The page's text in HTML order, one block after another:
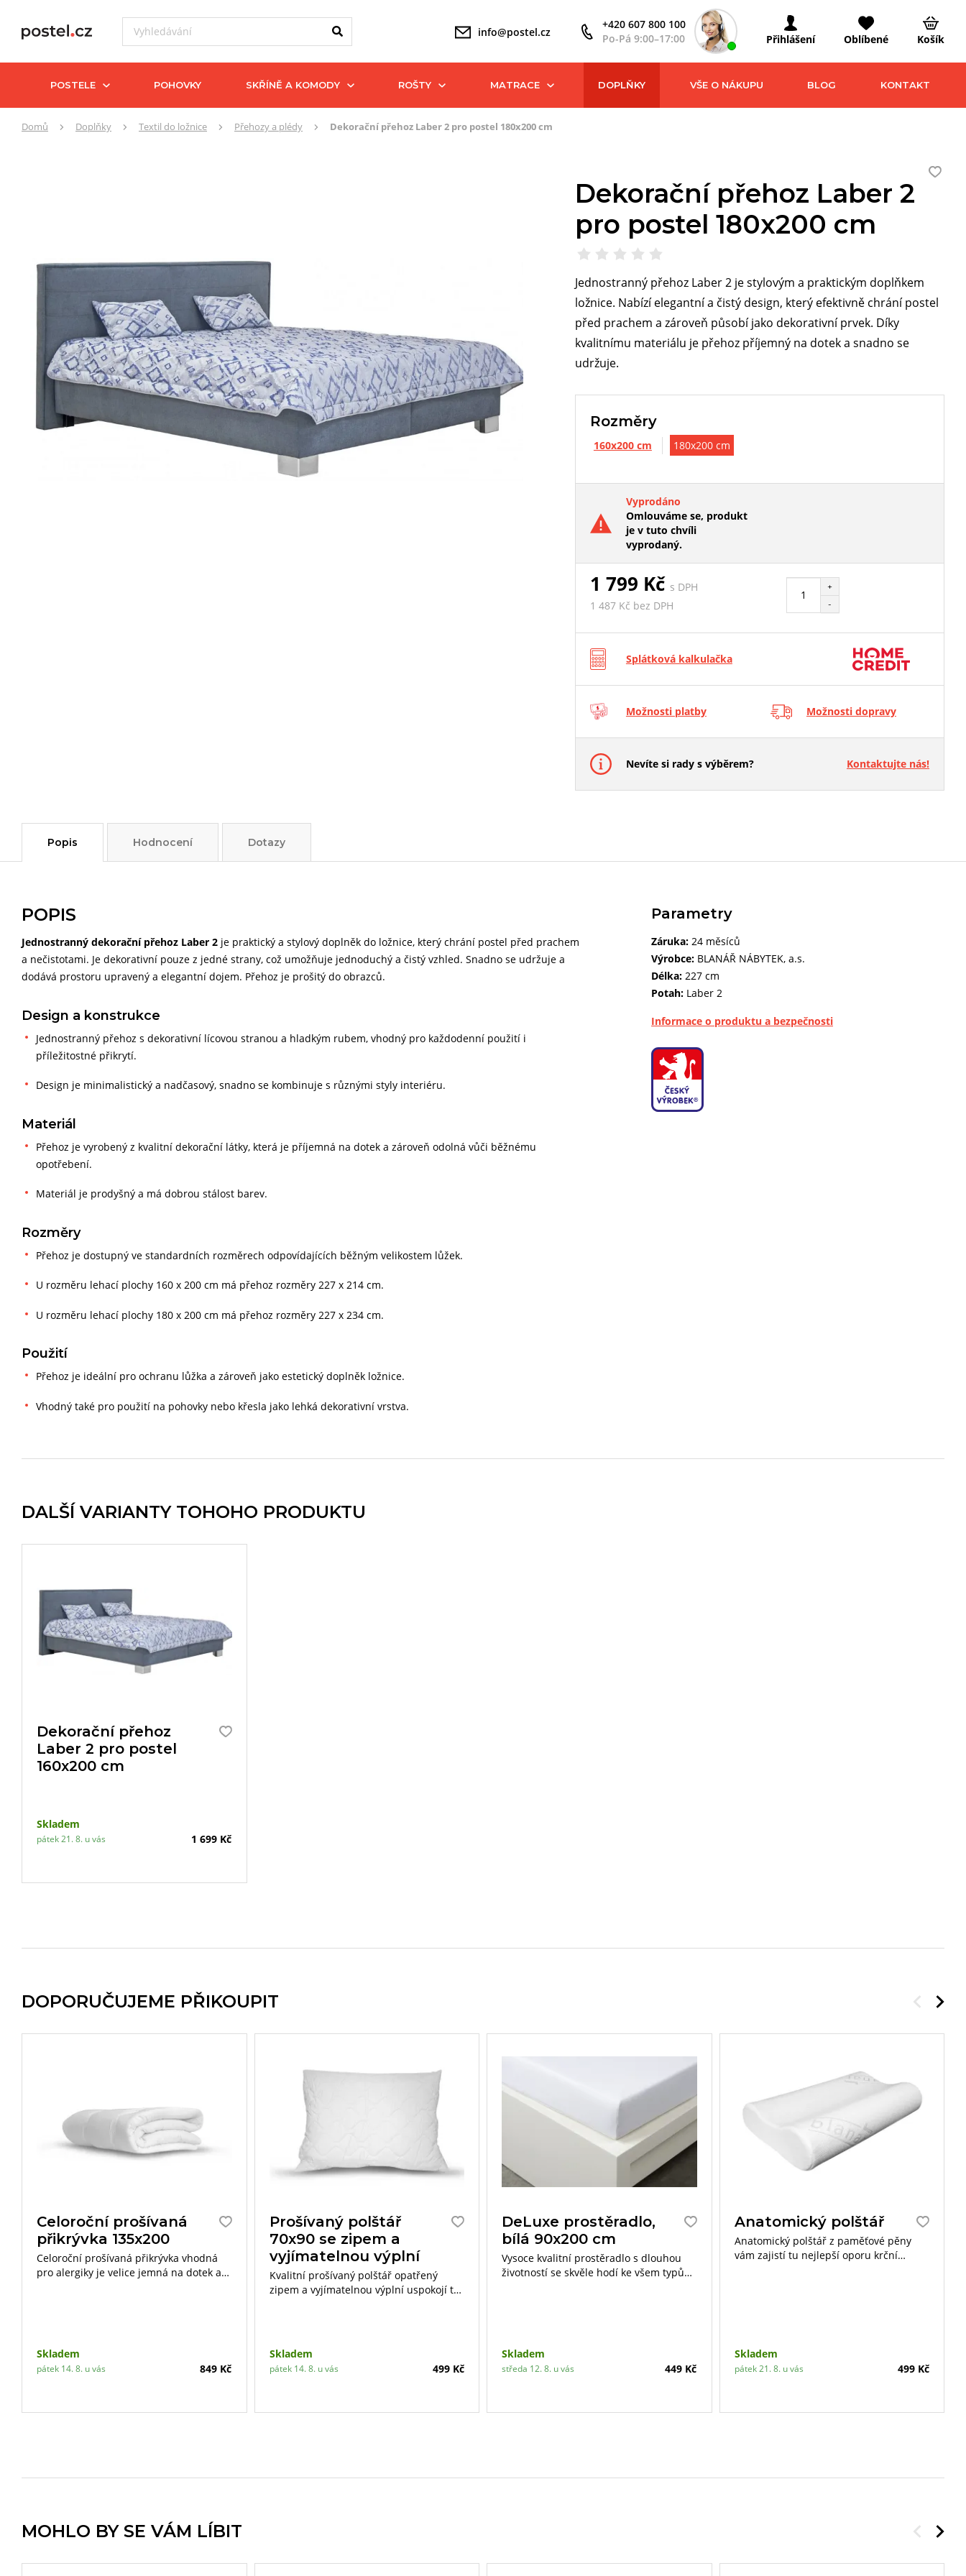
info@postel.cz
+420 607 800 100
Po-Pá 9:00–17:00
Přihlášení Oblíbené Košík
POSTELE POHOVKY SKŘÍNĚ A KOMODY ROŠTY MATRACE DOPLŇKY VŠE O NÁKUPU BLOG KONTAKT
ZdeDomů Doplňky Textil do ložnice Přehozy a plédy Dekorační přehoz Laber 2 pro postel 180x200 cm
Dekorační přehoz Laber 2
pro postel 180x200 cm
Jednostranný přehoz Laber 2 je stylovým a praktickým doplňkem
ložnice. Nabízí elegantní a čistý design, který efektivně chrání postel
před prachem a zároveň působí jako dekorativní prvek. Díky
kvalitnímu materiálu je přehoz příjemný na dotek a snadno se
udržuje.
Rozměry
160x200 cm 180x200 cm
Vyprodáno
Omlouváme se, produkt
je v tuto chvíli
vyprodaný.
1 799 Kč s DPH
1 487 Kč bez DPH
+
-
Splátková kalkulačka
Možnosti platby Možnosti dopravy
Nevíte si rady s výběrem? Kontaktujte nás!
Popis Hodnocení Dotazy
POPIS
Jednostranný dekorační přehoz Laber 2 je praktický a stylový doplněk do ložnice, který chrání postel před prachem
a nečistotami. Je dekorativní pouze z jedné strany, což umožňuje jednoduchý a čistý vzhled. Snadno se udržuje a
dodává prostoru upravený a elegantní dojem. Přehoz je prošitý do obrazců.
Design a konstrukce
Jednostranný přehoz s dekorativní lícovou stranou a hladkým rubem, vhodný pro každodenní použití i
příležitostné přikrytí.
Design je minimalistický a nadčasový, snadno se kombinuje s různými styly interiéru.
Materiál
Přehoz je vyrobený z kvalitní dekorační látky, která je příjemná na dotek a zároveň odolná vůči běžnému
opotřebení.
Materiál je prodyšný a má dobrou stálost barev.
Rozměry
Přehoz je dostupný ve standardních rozměrech odpovídajících běžným velikostem lůžek.
U rozměru lehací plochy 160 x 200 cm má přehoz rozměry 227 x 214 cm.
U rozměru lehací plochy 180 x 200 cm má přehoz rozměry 227 x 234 cm.
Použití
Přehoz je ideální pro ochranu lůžka a zároveň jako estetický doplněk ložnice.
Vhodný také pro použití na pohovky nebo křesla jako lehká dekorativní vrstva.
Parametry
Záruka: 24 měsíců
Výrobce: BLANÁŘ NÁBYTEK, a.s.
Délka: 227 cm
Potah: Laber 2
Informace o produktu a bezpečnosti
DALŠÍ VARIANTY TOHOHO PRODUKTU
Dekorační přehoz
Laber 2 pro postel
160x200 cm
Skladem
pátek 21. 8. u vás 1 699 Kč
DOPORUČUJEME PŘIKOUPIT
Celoroční prošívaná
přikrývka 135x200
Celoroční prošívaná přikrývka vhodná
pro alergiky je velice jemná na dotek a
Skladem
pátek 14. 8. u vás 849 Kč
Prošívaný polštář
70x90 se zipem a
vyjímatelnou výplní
Kvalitní prošívaný polštář opatřený
zipem a vyjímatelnou výplní uspokojí ty
Skladem
pátek 14. 8. u vás 499 Kč
DeLuxe prostěradlo,
bílá 90x200 cm
Vysoce kvalitní prostěradlo s dlouhou
životností se skvěle hodí ke všem typům
Skladem
středa 12. 8. u vás 449 Kč
Anatomický polštář
Anatomický polštář z paměťové pěny
vám zajistí tu nejlepší oporu krční
Skladem
pátek 21. 8. u vás 499 Kč
MOHLO BY SE VÁM LÍBIT